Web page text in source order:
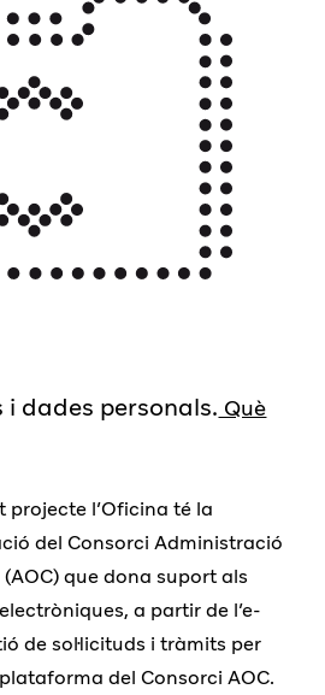
i dades personals. Què
projecte l’Oficina té la
del Consorci Administració
que dona suport als
a partir de l’e-
de sol·licituds i tràmits per
del Consorci AOC.